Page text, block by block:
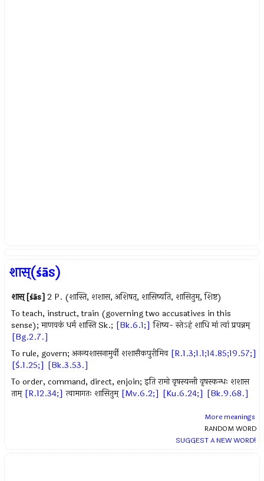
शास्(śās)
शास् [śās] 2 P. (शास्ति, शशास, अशिषत्, शासिष्यति, शासितुम्, शिष्ट)
To teach, instruct, train (governing two accusatives in this
sense); माणवकं धर्म शास्ति Sk.; [Bk.6.1;] शिष्य- स्तेऽहं शाधि मां त्वां प्रपन्नम्
[Bg.2.7.]
To rule, govern; अनन्यशासनामुर्वी शशासैकपुरीमिव [R.1.3;1.1;14.85;19.57;]
[Ś.1.25;] [Bk.3.53.]
To order, command, direct, enjoin; इति रामो वृषस्यन्ती वृषस्कन्धः शशास
ताम् [R.12.34;] त्वामागतः शासितुम् [Mv.6.2;] [Ku.6.24;] [Bk.9.68.]
More meanings
RANDOM WORD
SUGGEST A NEW WORD!